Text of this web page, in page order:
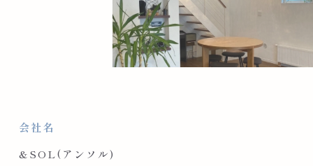
会社名
&SOL(アンソル)